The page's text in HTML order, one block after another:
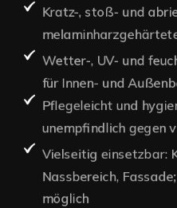
Kratz-, stoß- und
Wetter-, UV- und
für Innen- und
Pflegeleicht und
unempfindlich gegen
Vielseitig einsetzbar:
Nassbereich,
möglich